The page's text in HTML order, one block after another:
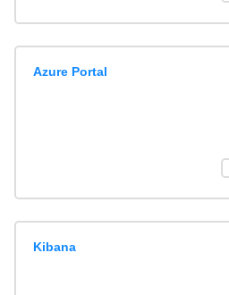
Azure Portal
Kibana